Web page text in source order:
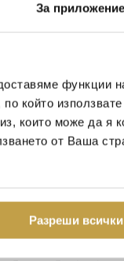
За
функции
който използвате
които може да я
от Ваша
Разреши всички
PET бутилка.
в
се
на CULTI с
почит
главата
in transparent
in the
most iconic